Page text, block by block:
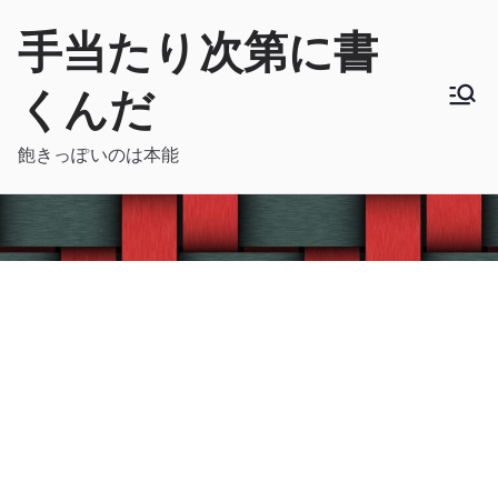
手当たり次第に書
くんだ
飽きっぽいのは本能